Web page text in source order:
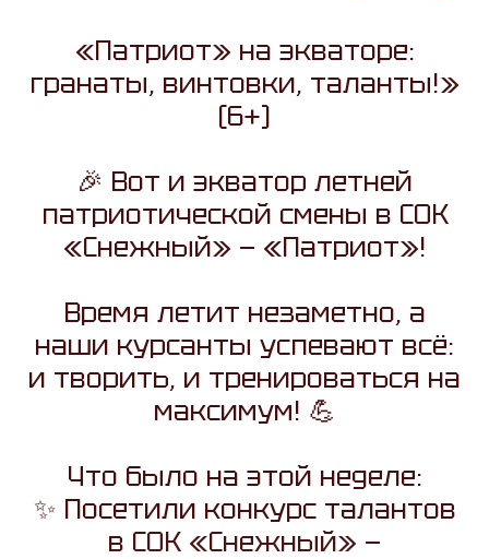
«Патриот» на экваторе:
гранаты, винтовки, таланты!»
(6+)
🎉 Вот и экватор летней
патриотической смены в СОК
«Снежный» — «Патриот»!
Время летит незаметно, а
наши курсанты успевают всё:
и творить, и тренироваться на
максимум! 💪
Что было на этой неделе:
✨ Посетили конкурс талантов
в СОК «Снежный» —